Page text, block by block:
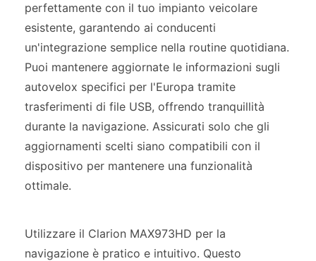
perfettamente con il tuo impianto veicolare
esistente, garantendo ai conducenti
un'integrazione semplice nella routine quotidiana.
Puoi mantenere aggiornate le informazioni sugli
autovelox specifici per l'Europa tramite
trasferimenti di file USB, offrendo tranquillità
durante la navigazione. Assicurati solo che gli
aggiornamenti scelti siano compatibili con il
dispositivo per mantenere una funzionalità
ottimale.
Utilizzare il Clarion MAX973HD per la
navigazione è pratico e intuitivo. Questo